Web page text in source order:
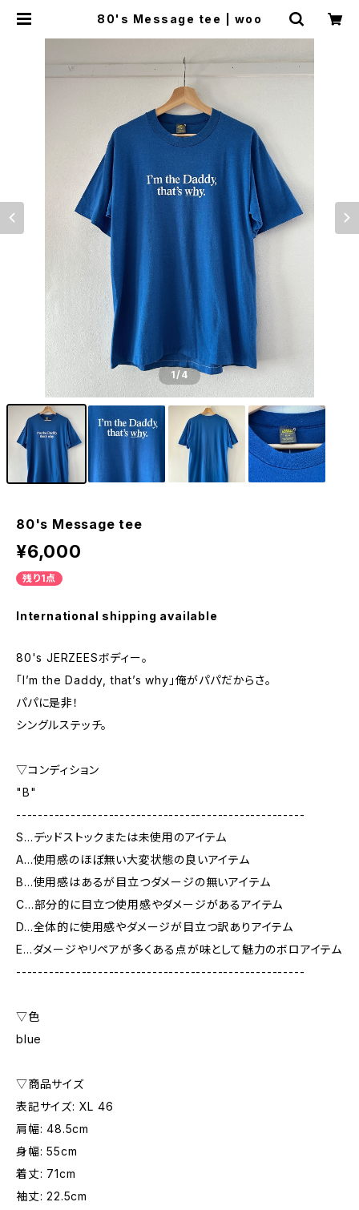
80's Message tee | woo
1/4
80's Message tee
¥6,000
残り1点
International shipping available
80's JERZEESボディー。
「I’m the Daddy, that’s why」俺がパパだからさ。
パパに是非！
シングルステッチ。
▽コンディション
"B"
-----------------------------------------------------
S…デッドストックまたは未使用のアイテム
A…使用感のほぼ無い大変状態の良いアイテム
B…使用感はあるが目立つダメージの無いアイテム
C…部分的に目立つ使用感やダメージがあるアイテム
D…全体的に使用感やダメージが目立つ訳ありアイテム
E…ダメージやリペアが多くある点が味として魅力のボロアイテム
-----------------------------------------------------
▽色
blue
▽商品サイズ
表記サイズ: XL 46
肩幅: 48.5cm
身幅: 55cm
着丈: 71cm
袖丈: 22.5cm